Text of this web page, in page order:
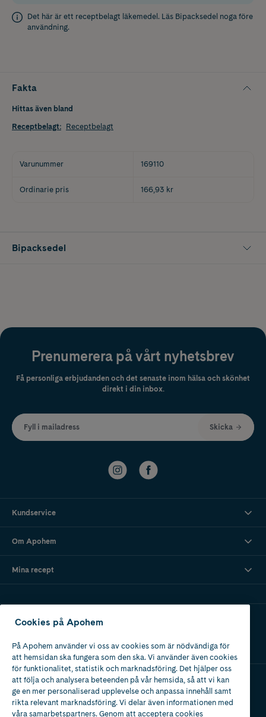
Det här är ett receptbelagt läkemedel. Läs Bipacksedel noga före
användning.
Fakta
Hittas även bland
Receptbelagt: Receptbelagt
Varunummer 169110
Ordinarie pris 166,93 kr
Bipacksedel
Prenumerera på vårt nyhetsbrev
Få personliga erbjudanden och det senaste inom hälsa och skönhet
direkt i din inbox.
Fyll i mailadress Skicka
Kundservice
Om Apohem
Mina recept
Ladda ner vår app
Apotek med tillstånd
av Läkemedelsverket
Cookies på Apohem
På Apohem använder vi oss av cookies som är nödvändiga för
att hemsidan ska fungera som den ska. Vi använder även cookies
för funktionalitet, statistik och marknadsföring. Det hjälper oss
att följa och analysera beteenden på vår hemsida, så att vi kan
ge en mer personaliserad upplevelse och anpassa innehåll samt
rikta relevant marknadsföring. Vi delar även informationen med
våra samarbetspartners. Genom att acceptera cookies